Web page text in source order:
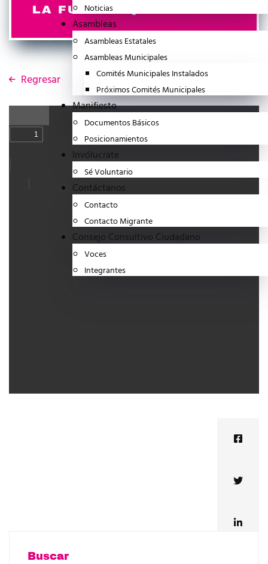
Noticias
Asambleas
Asambleas Estatales
Asambleas Municipales
Comités Municipales Instalados
Próximos Comités Municipales
Manifiesto
Documentos Básicos
Posicionamientos
Invólucrate
Sé Voluntario
Contáctanos
Contacto
Contacto Migrante
Consejo Consultivo Ciudadano
Voces
Integrantes
Regresar
Buscar